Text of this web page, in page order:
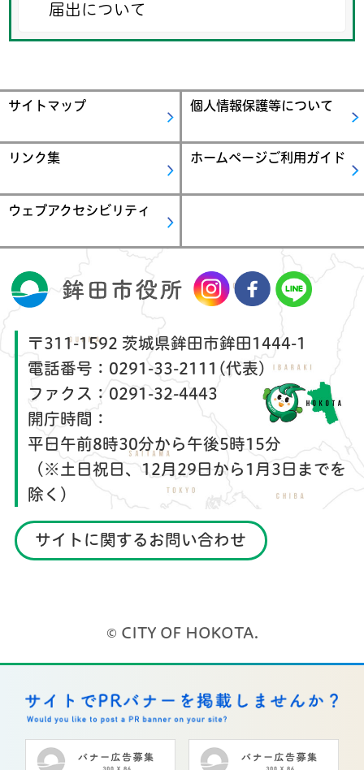
届出について
サイトマップ 個人情報保護等について
リンク集 ホームページご利用ガイド
ウェブアクセシビリティ
〒311-1592 茨城県鉾田市鉾田1444-1
電話番号： 0291-33-2111(代表)
ファクス： 0291-32-4443
開庁時間：
平日午前8時30分から午後5時15分
（※土日祝日、12月29日から1月3日までを
除く）
サイトに関するお問い合わせ
© CITY OF HOKOTA.